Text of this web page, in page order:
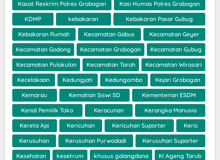
Kasat Reskrim Polres Grobogan Kasi Humas Polres Grobogan
KDMP kebakaran Kebakaran Pasar Gubug
Kebakaran Rumah Kecamatan Gabus Kecamatan Geyer
Kecamatan Godong Kecamatan Grobogan Kecamatan Gubug
Kecamatan Pulokulon Kecamatan Toroh Kecamatan Wirosari
Kecelakaan Kedungjati Kedungombo Kejari Grobogan
Kemarau Kematian Siswi SD Kementerian ESDM
Kenal Pemilik Toko Keracunan Kerangka Manusia
Kereta Api Kericuhan Kericuhan Suporter Keris
Kerusuhan Kerusuhan Purwodadi Kerusuhan Suporter
Kesehatan kesetrum khusus galangdana Ki Ageng Tarub